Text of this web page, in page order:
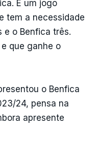
É um jogo
tem a necessidade
e o Benfica três.
que ganhe o
o Benfica
24, pensa na
apresente